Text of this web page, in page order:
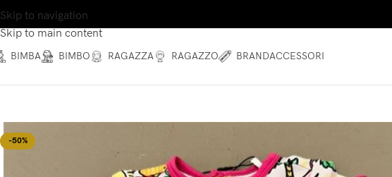
Skip to navigation
Skip to main content
BIMBA BIMBO RAGAZZA RAGAZZO BRANDACCESSORI
-50%